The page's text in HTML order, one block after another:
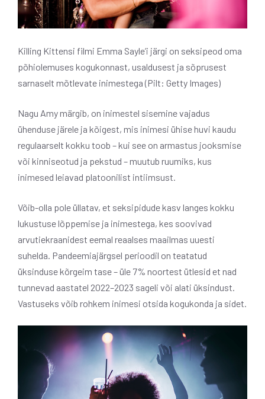
Killing Kittensi filmi Emma Sayle’i järgi on seksipeod oma
põhiolemuses kogukonnast, usaldusest ja sõprusest
sarnaselt mõtlevate inimestega (Pilt: Getty Images)
Nagu Amy märgib, on inimestel sisemine vajadus
ühenduse järele ja kõigest, mis inimesi ühise huvi kaudu
regulaarselt kokku toob – kui see on armastus jooksmise
või kinniseotud ja pekstud – muutub ruumiks, kus
inimesed leiavad platoonilist intiimsust.
Võib-olla pole üllatav, et seksipidude kasv langes kokku
lukustuse lõppemise ja inimestega, kes soovivad
arvutiekraanidest eemal reaalses maailmas uuesti
suhelda. Pandeemiajärgsel perioodil on teatatud
üksinduse kõrgeim tase – üle 7% noortest ütlesid et nad
tunnevad aastatel 2022–2023 sageli või alati üksindust.
Vastuseks võib rohkem inimesi otsida kogukonda ja sidet.